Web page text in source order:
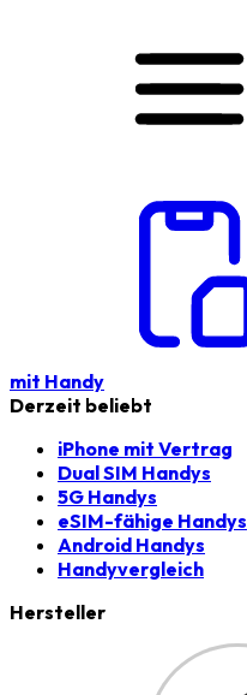
mit Handy
Derzeit beliebt
iPhone mit Vertrag
Dual SIM Handys
5G Handys
eSIM-fähige Handys
Android Handys
Handyvergleich
Hersteller